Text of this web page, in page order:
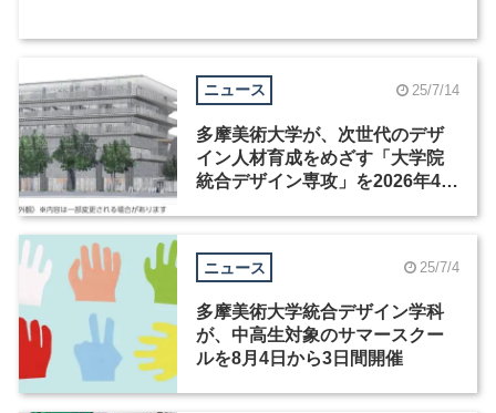
ニュース 25/7/14
多摩美術大学が、次世代のデザ
イン人材育成をめざす「大学院
統合デザイン専攻」を2026年4月
ニュース 25/7/4
多摩美術大学統合デザイン学科
が、中高生対象のサマースクー
ルを8月4日から3日間開催